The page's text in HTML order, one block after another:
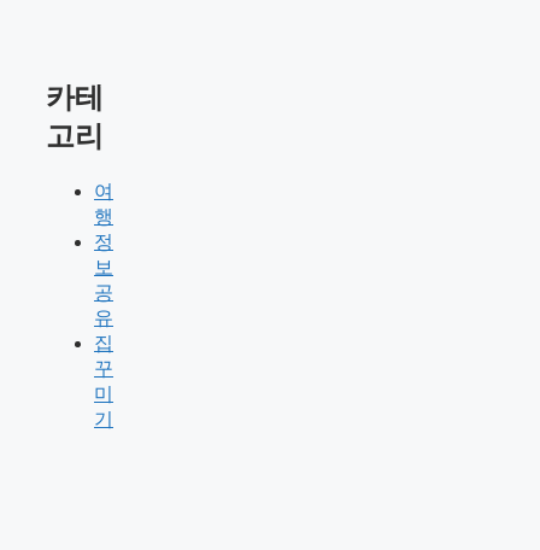
카테
고리
여
행
정
보
공
유
집
꾸
미
기